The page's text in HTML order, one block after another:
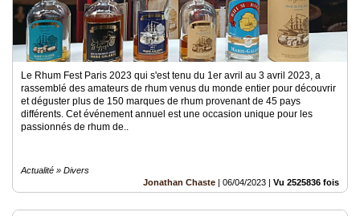
Le Rhum Fest Paris 2023 qui s'est tenu du 1er avril au 3 avril 2023, a
rassemblé des amateurs de rhum venus du monde entier pour découvrir
et déguster plus de 150 marques de rhum provenant de 45 pays
différents. Cet événement annuel est une occasion unique pour les
passionnés de rhum de..
Actualité » Divers
Jonathan Chaste | 06/04/2023 | Vu 2525836 fois